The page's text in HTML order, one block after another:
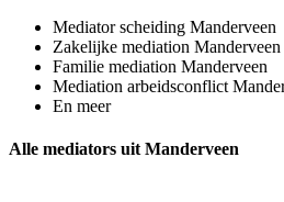
Mediator scheiding Manderveen
Zakelijke mediation Manderveen
Familie mediation Manderveen
Mediation arbeidsconflict
En meer
Alle mediators uit Manderveen